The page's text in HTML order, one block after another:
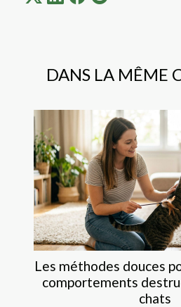
DANS LA MÊME
Les méthodes douces
comportements
chats